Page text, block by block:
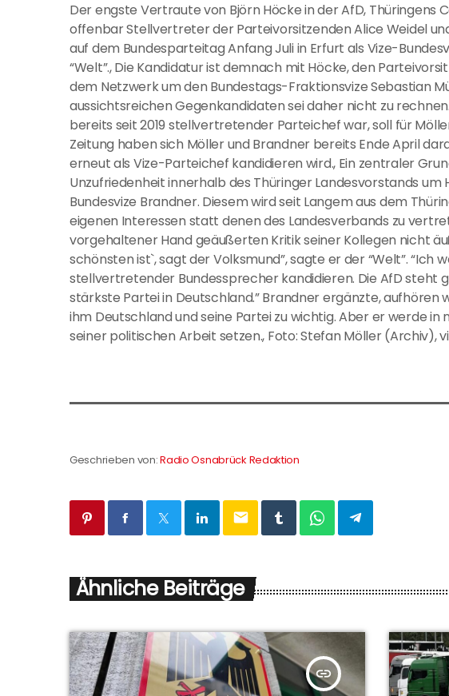
Der engste Vertraute von Björn Höcke in der AfD, Thüringens
offenbar Stellvertreter der Parteivorsitzenden Alice Weidel
auf dem Bundesparteitag Anfang Juli in Erfurt als Vize-
“Welt”., Die Kandidatur ist demnach mit Höcke, den
dem Netzwerk um den Bundestags-Fraktionsvize Sebastian
aussichtsreichen Gegenkandidaten sei daher nicht zu
bereits seit 2019 stellvertretender Parteichef war, soll für
Zeitung haben sich Möller und Brandner bereits Ende April
erneut als Vize-Parteichef kandidieren wird., Ein zentraler
Unzufriedenheit innerhalb des Thüringer Landesvorstands
Bundesvize Brandner. Diesem wird seit Langem aus dem
eigenen Interessen statt denen des Landesverbands zu
vorgehaltener Hand geäußerten Kritik seiner Kollegen nicht
schönsten ist`, sagt der Volksmund”, sagte er der “Welt”. “Ich
stellvertretender Bundessprecher kandidieren. Die AfD steht
stärkste Partei in Deutschland.” Brandner ergänzte, aufhören
ihm Deutschland und seine Partei zu wichtig. Aber er werde
seiner politischen Arbeit setzen., Foto: Stefan Möller (Archiv),
Geschrieben von:Radio Osnabrück Redaktion
email
Ähnliche Beiträge
insert_link